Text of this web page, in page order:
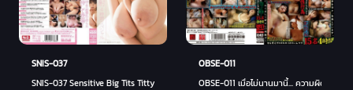
SNIS-037
SNIS-037 Sensitive Big Tits Titty Fuck การยิงแคบ 4 ชั่วโมงพิเศษ Ran Niiyama - นียาม
OBSE-011
OBSE-011 เมื่อไม่นานมานี้... ความผิดหวัง